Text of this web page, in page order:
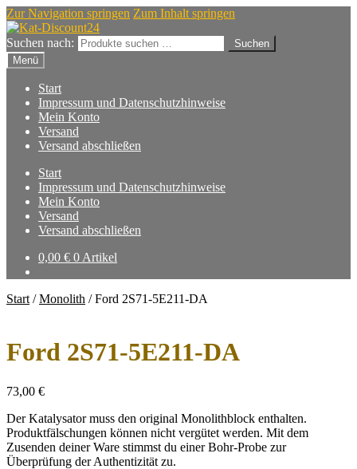
Zur Navigation springen Zum Inhalt springen
Suchen nach:
Suchen
Menü
Start
Impressum und Datenschutzhinweise
Mein Konto
Versand
Versand abschließen
Start
Impressum und Datenschutzhinweise
Mein Konto
Versand
Versand abschließen
0,00 € 0 Artikel
Start /Monolith /Ford 2S71-5E211-DA
Ford 2S71-5E211-DA
73,00 €
Der Katalysator muss den original Monolithblock enthalten.
Produktfälschungen können nicht vergütet werden. Mit dem
Zusenden deiner Ware stimmst du einer Bohr-Probe zur
Überprüfung der Authentizität zu.